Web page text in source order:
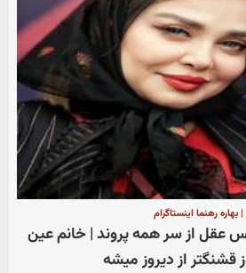
بهاره رهنما اینستاگرام
عقل از سر همه پروند | خانم عین
از دیروز میشه